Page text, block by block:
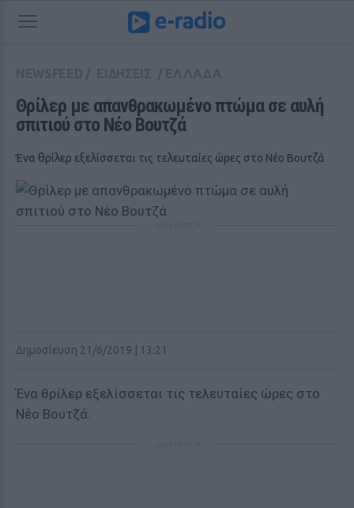
Θρίλερ με απανθρακωμένο πτώμα σε αυλή
σπιτιού στο Νέο Βουτζά
Ένα θρίλερ εξελίσσεται τις τελευταίες ώρες στο Νέο Βουτζά
Δημοσίευση 21/6/2019 | 13:21
Ένα θρίλερ εξελίσσεται τις τελευταίες ώρες στο
Νέο Βουτζά.